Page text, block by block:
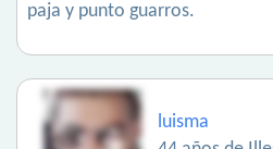
paja y punto guarros.
luisma